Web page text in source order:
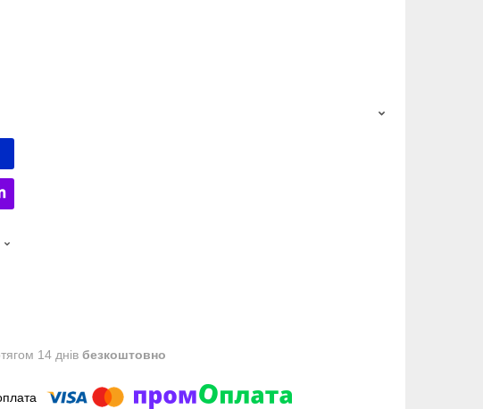
14 днів безкоштовно